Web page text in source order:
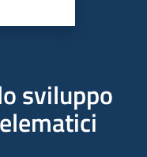
sviluppo